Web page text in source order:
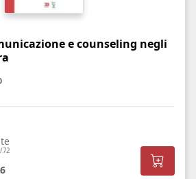
e counseling negli
72